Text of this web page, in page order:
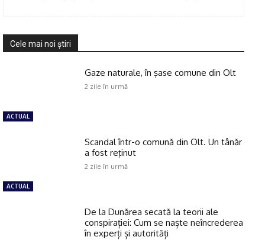
Cele mai noi ştiri
ACTUAL
Gaze naturale, în şase comune din Olt
2 zile în urmă
ACTUAL
Scandal într-o comună din Olt. Un tânăr
a fost reţinut
2 zile în urmă
De la Dunărea secată la teorii ale
conspirației: Cum se naște neîncrederea
în experți și autorități